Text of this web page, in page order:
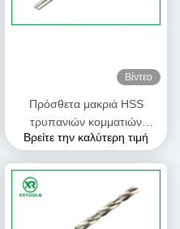
Βίντεο
Πρόσθετα μακριά HSS
τρυπανιών κομματιών
κυκλικά κομμάτια τρυπανιών
σημείου 135° μορφής
Βρείτε την καλύτερη τιμή